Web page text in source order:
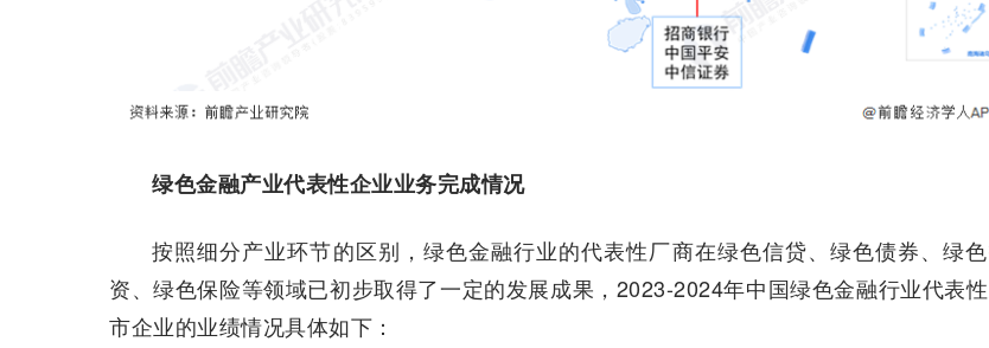
绿色金融产业代表性企业业务完成情况
按照细分产业环节的区别，绿色金融行业的代表性厂商在绿色信贷、绿色债券、绿
资、绿色保险等领域已初步取得了一定的发展成果，2023-2024年中国绿色金融行业代表
市企业的业绩情况具体如下：